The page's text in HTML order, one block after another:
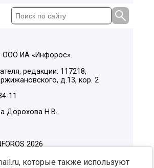
ООО ИА «Инфорос».
редакции: 117218,
д.13, кор. 2
11
Дорохова Н.В.
2026
которые также используют